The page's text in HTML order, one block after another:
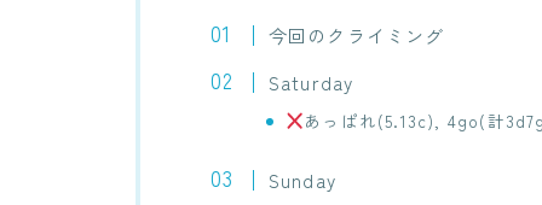
今回のクライミング
Saturday
あっぱれ(5.13c), 4go(計
Sunday